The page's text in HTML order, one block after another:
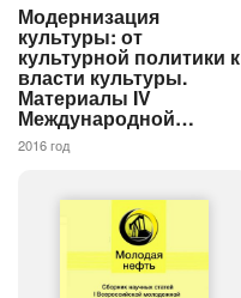
Модернизация
культуры: от
культурной политики к
власти культуры.
Материалы IV
Международной…
2016 год